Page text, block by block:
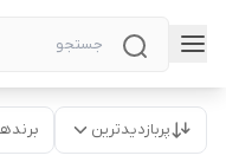
پربازدیدترین